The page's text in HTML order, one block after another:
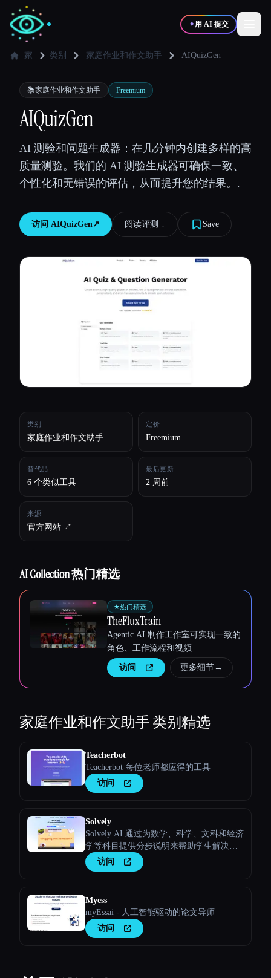
✦用 AI 提交
✍️写作者 🎨
💻 开发者
🎓学生 🎬创作者
博客
比较工具
Esc
家 类别 家庭作业和作文助手 AIQuizGen
📚家庭作业和作文助手 Freemium
AIQuizGen
AI 测验和问题生成器：在几分钟内创建多样的高
质量测验。我们的 AI 测验生成器可确保一致、
个性化和无错误的评估，从而提升您的结果。.
访问 AIQuizGen↗︎ 阅读评测 ↓︎ Save
类别
家庭作业和作文助手
定价
Freemium
替代品
6 个类似工具
最后更新
2 周前
来源
官方网站 ↗︎
AI Collection 热门精选
★热门精选
TheFluxTrain
Agentic AI 制作工作室可实现一致的
角色、工作流程和视频
访问 更多细节→
家庭作业和作文助手类别精选
Teacherbot
Teacherbot-每位老师都应得的工具
访问
Solvely
Solvely AI 通过为数学、科学、文科和经济
学等科目提供分步说明来帮助学生解决家
庭作业问题，使学习变得更容易、更高
效。
访问
Myess
myEssai - 人工智能驱动的论文导师
访问